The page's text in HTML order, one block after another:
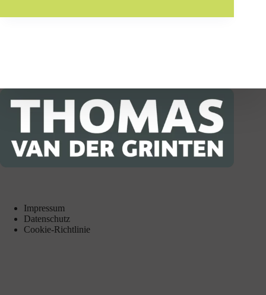
Impressum
Datenschutz
Cookie-Richtlinie